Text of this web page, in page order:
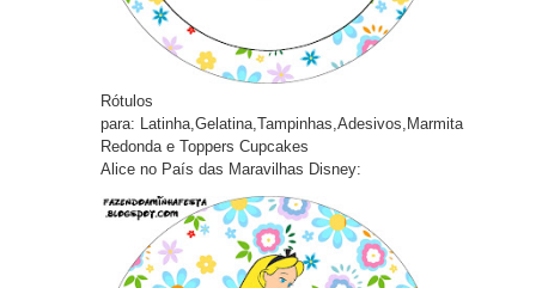
Rótulos
para:
Latinha,Gelatina,Tampinhas,Adesivos,Marmita
Redonda e Toppers Cupcakes
Alice no País das Maravilhas Disney: